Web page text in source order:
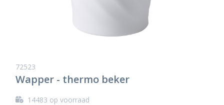
72523
Wapper - thermo beker
14483 op voorraad